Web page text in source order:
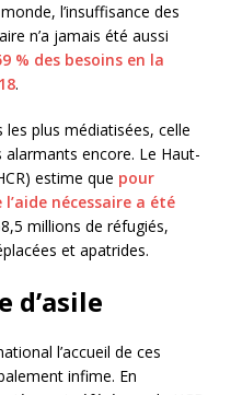
l’insuffisance des
n’a jamais été aussi
% des besoins en la
.
les plus médiatisées, celle
encore. Le Haut-
estime que pour
nécessaire a été
millions de réfugiés,
et apatrides.
d’asile
l’accueil de ces
infime. En